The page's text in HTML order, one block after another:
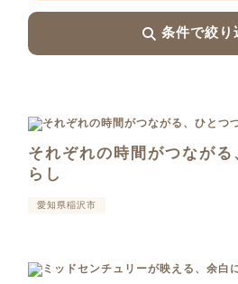
条件で絞り
それぞれの時間がつなが
らし
愛知県稲沢市